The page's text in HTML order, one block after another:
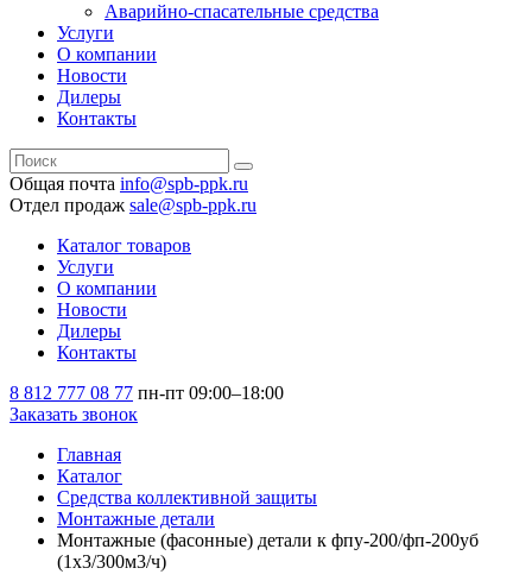
Аварийно-спасательные средства
Услуги
О компании
Новости
Дилеры
Контакты
Общая почта info@spb-ppk.ru
Отдел продаж sale@spb-ppk.ru
Каталог товаров
Услуги
О компании
Новости
Дилеры
Контакты
8 812 777 08 77 пн-пт 09:00–18:00
Заказать звонок
Главная
Каталог
Средства коллективной защиты
Монтажные детали
Монтажные (фасонные) детали к фпу-200/фп-200уб
(1х3/300м3/ч)